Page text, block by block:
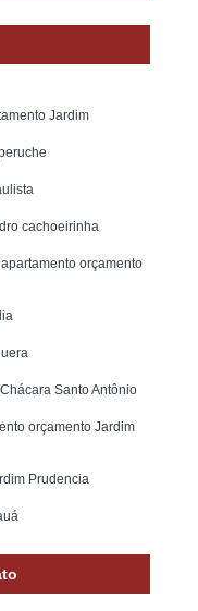
Jardim
cachoeirinha
orçamento
Santo Antônio
orçamento Jardim
Prudencia
Retiro
Vila Cordeiro